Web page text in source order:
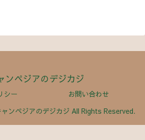
ンペジアのデジカジ
シー
お問い合わせ
ンペジアのデジカジ All Rights Reserved.